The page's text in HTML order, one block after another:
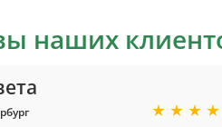
наших